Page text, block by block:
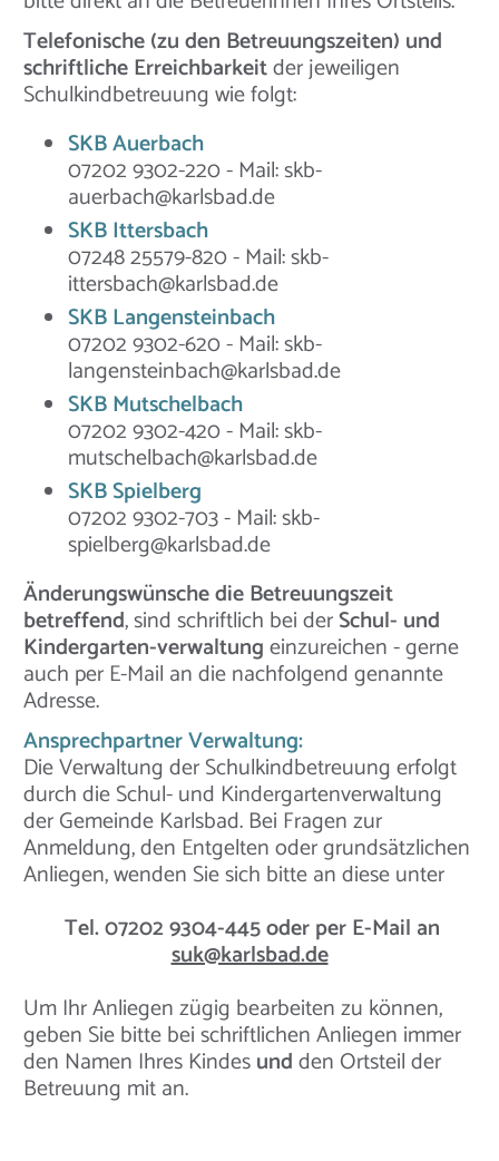
Telefonische (zu den Betreuungszeiten) und
schriftliche Erreichbarkeitder jeweiligen
Schulkindbetreuung wie folgt:
SKB Auerbach
07202 9302-220 - Mail: skb-
auerbach@karlsbad.de
SKB Ittersbach
07248 25579-820 - Mail: skb-
ittersbach@karlsbad.de
SKB Langensteinbach
07202 9302-620 - Mail: skb-
langensteinbach@karlsbad.de
SKB Mutschelbach
07202 9302-420 - Mail: skb-
mutschelbach@karlsbad.de
SKB Spielberg
07202 9302-703 - Mail: skb-
spielberg@karlsbad.de
Änderungswünsche die Betreuungszeit
betreffend, sind schriftlich bei derSchul- und
Kindergarten-verwaltungeinzureichen - gerne
auch per E-Mail an die nachfolgend genannte
Adresse.
Ansprechpartner Verwaltung:
Die Verwaltung der Schulkindbetreuung erfolgt
durch die Schul- und Kindergartenverwaltung
der Gemeinde Karlsbad. Bei Fragen zur
Anmeldung, den Entgelten oder grundsätzlichen
Anliegen, wenden Sie sich bitte an diese unter
Tel. 07202 9304-445 oder per E-Mail an
suk@karlsbad.de
Um Ihr Anliegen zügig bearbeiten zu können,
geben Sie bitte bei schriftlichen Anliegen immer
den Namen Ihres Kindesundden Ortsteil der
Betreuung mit an.